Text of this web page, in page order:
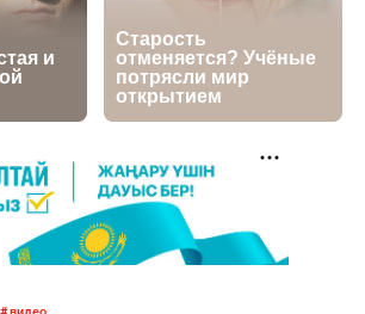
6
продолжают расти цены на
конину
5 17